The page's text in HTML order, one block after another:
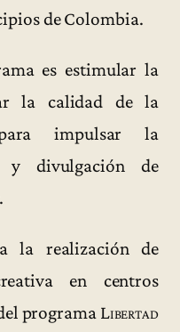
de Colombia.
es estimular la
la calidad de la
impulsar la
y divulgación de
la realización de
en centros
programa Libertad